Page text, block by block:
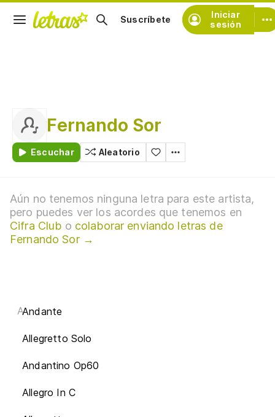
Iniciar
sesión
Suscríbete
Fernando Sor
Escuchar Aleatorio
Aún no tenemos ninguna letra para este artista,
pero puedes ver los acordes que tenemos en
Cifra Club o colaborar enviando letras de
Fernando Sor →
AAndante
Allegretto Solo
Andantino Op60
Allegro In C